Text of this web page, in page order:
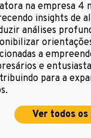
na empresa 4
insights de
análises
a
e
para a
Ver todos os